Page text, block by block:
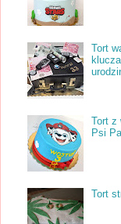
Tort
Tort z
Psi
Tort